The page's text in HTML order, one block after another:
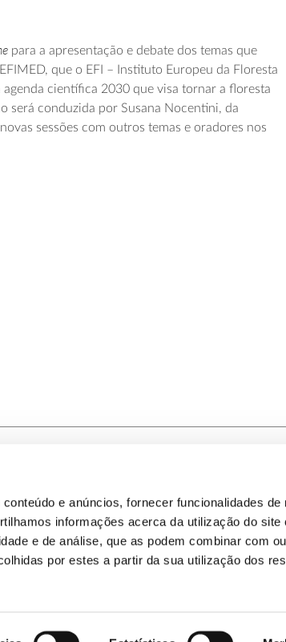
e anúncios, fornecer funcionalidades de
informações acerca da utilização do site
e de análise, que as podem combinar com
por estes a partir da sua utilização dos
para a apresentação e debate dos temas que
que o EFI – Instituto Europeu da Floresta
científica 2030 que visa tornar a floresta
será conduzida por Susana Nocentini, da
sessões com outros temas e oradores nos
Política de
Política de Cookies
Mapa do Site